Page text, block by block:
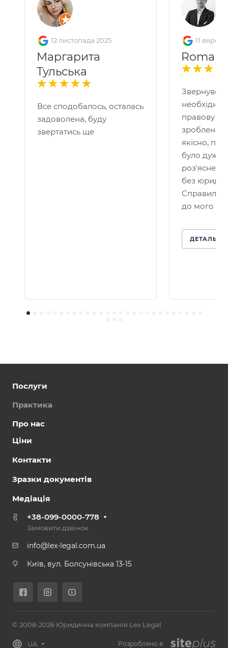
12 листопада 2025
Маргарита
Тульська
Все сподобалось, осталась
задоволена, буду
звертатись ще
11
Roman
Звернувся
правову
зроблено
якісно,
було дуже
роз'яснено
без
Справило
до мого
Послуги
Практика
Про нас
Ціни
Контакти
Зразки документів
Медіація
+38-099-0000-778
Замовити дзвінок
info@lex-legal.com.ua
Київ, вул. Болсунівська 13-15
© 2008-2026 Юридична компанія Lex Legal
UA Розроблено в